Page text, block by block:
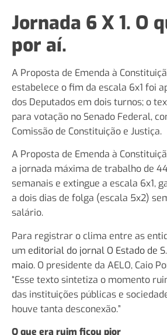
Jornada 6 X 1. O
por aí.
A Proposta de Emenda à
estabelece o fim da escala 6x1 foi
dos Deputados em dois turnos; o
para votação no Senado Federal,
Comissão de Constituição e Justiça.
A Proposta de Emenda à
a jornada máxima de trabalho de
semanais e extingue a escala 6x1,
a dois dias de folga (escala 5x2)
salário.
Para registrar o clima entre as
um editorial do jornal O Estado de
maio. O presidente da AELO, Caio
“Esse texto sintetiza o momento
das instituições públicas e
houve tanta desconexão.”
O que era ruim ficou pior